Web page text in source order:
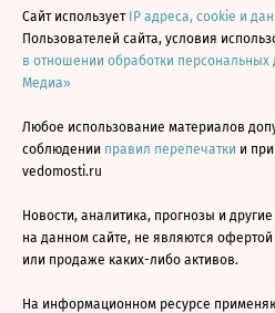
Сайт использует IP адреса, cookie и
Пользователей сайта, условия
в отношении обработки
Медиа»
Любое использование материалов
соблюдении правил перепечатки и
vedomosti.ru
Новости, аналитика, прогнозы и
на данном сайте, не являются
или продаже каких-либо активов.
На информационном ресурсе